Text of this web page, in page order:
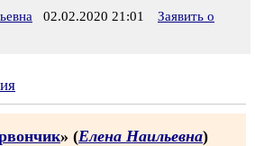
02.02.2020 21:01
Заявить о
» (Елена Наильевна)